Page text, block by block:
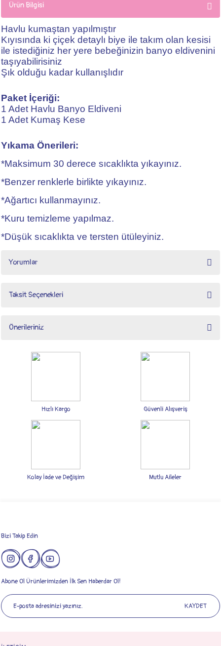
Ürün Bilgisi
Havlu kumaştan yapılmıştır
Kıyısında ki çiçek detaylı biye ile takım olan kesisi
ile istediğiniz her yere bebeğinizin banyo eldivenini
taşıyabilirisiniz
Şık olduğu kadar kullanışlıdır
Paket İçeriği:
1 Adet Havlu Banyo Eldiveni
1 Adet Kumaş Kese
Yıkama Önerileri:
*Maksimum 30 derece sıcaklıkta yıkayınız.
*Benzer renklerle birlikte yıkayınız.
*Ağartıcı kullanmayınız.
*Kuru temizleme yapılmaz.
*Düşük sıcaklıkta ve tersten ütüleyiniz.
Yorumlar
Taksit Seçenekleri
Önerileriniz
Bu ürünün fiyat bilgisi, resim, ürün açıklamalarında ve diğer konularda yetersiz
gördüğünüz noktaları öneri formunu kullanarak tarafımıza iletebilirsiniz.
Ürün açıklamasında eksik bilgiler bulunuyor.
Ürün bilgilerinde hatalar bulunuyor.
Hızlı Kargo Güvenli Alışveriş
Kolay İade ve Değişim Mutlu Aileler
Bizi Takip Edin
Abone Ol Ürünlerimizden İlk Sen Haberdar Ol!
KAYDET